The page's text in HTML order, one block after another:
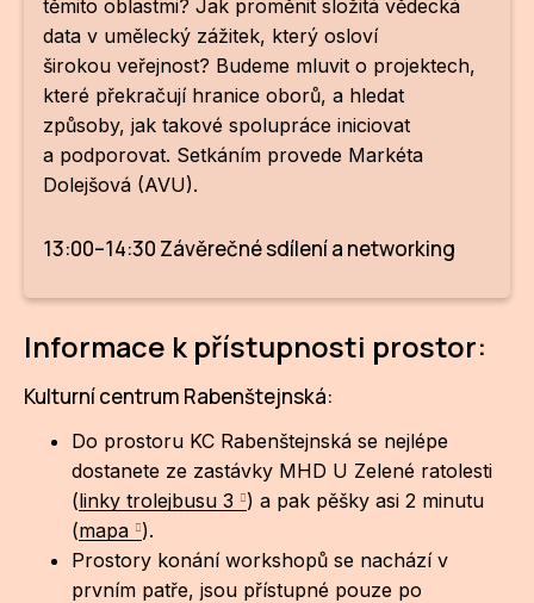
těmito oblastmi? Jak proměnit složitá vědecká
data v umělecký zážitek, který osloví
širokou veřejnost? Budeme mluvit o projektech,
které překračují hranice oborů, a hledat
způsoby, jak takové spolupráce iniciovat
a podporovat. Setkáním provede Markéta
Dolejšová (AVU).
13:00–14:30 Závěrečné sdílení a networking
Informace k přístupnosti prostor:
Kulturní centrum Rabenštejnská:
Do prostoru KC Rabenštejnská se nejlépe
dostanete ze zastávky MHD U Zelené ratolesti
(linky trolejbusu 3
) a pak pěšky asi 2 minutu
(mapa ).
Prostory konání workshopů se nachází v
prvním patře, jsou přístupné pouze po